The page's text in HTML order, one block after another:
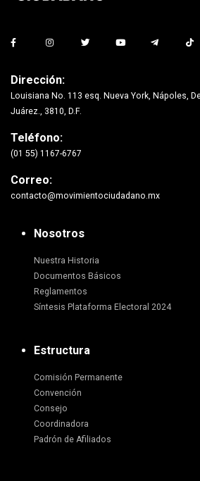
Dirección:
Louisiana No. 113 esq. Nueva York, Nápoles,
Juárez., 3810, D.F.
Teléfono:
(01 55) 1167-6767
Correo:
contacto@movimientociudadano.mx
Nosotros
Nuestra Historia
Documentos Básicos
Reglamentos
Síntesis Plataforma Electoral 2024
Estructura
Comisión Permanente
Convención
Consejo
Coordinadora
Padrón de Afiliados